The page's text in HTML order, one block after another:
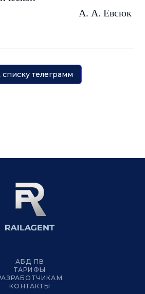
А. А. Евсюк
списку телеграмм
АБД ПВ
ТАРИФЫ
КОНТАКТЫ